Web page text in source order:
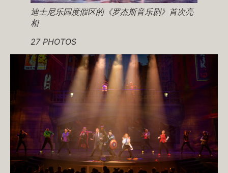
迪士尼乐园度假区的《罗杰斯音乐剧》首次亮
相
27 PHOTOS